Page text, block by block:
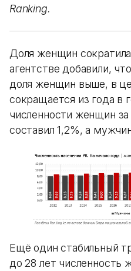
Ranking.
Доля женщин
агентстве добавили,
доля женщин выше, в
сокращается из года в
численности женщин
составил 1,2%, а
Ещё один стабильный
до 28 лет численность